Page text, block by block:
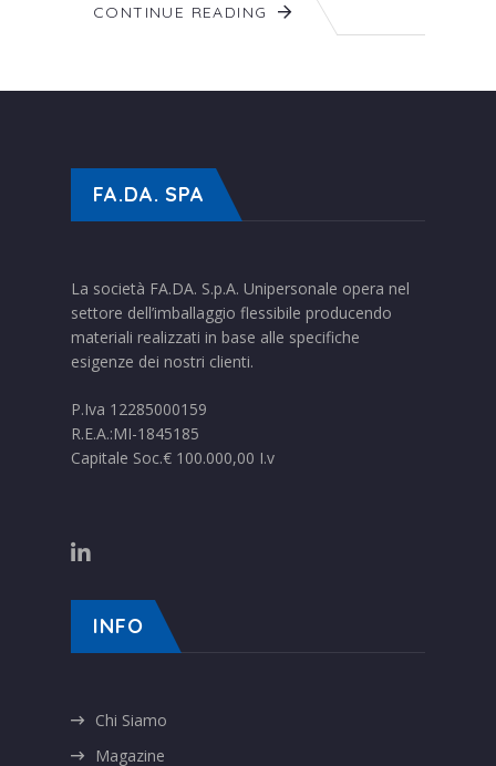
CONTINUE READING
FA.DA. SPA
La società FA.DA. S.p.A. Unipersonale opera nel
settore dell’imballaggio flessibile producendo
materiali realizzati in base alle specifiche
esigenze dei nostri clienti.
P.Iva 12285000159
R.E.A.:MI-1845185
Capitale Soc.€ 100.000,00 I.v
INFO
Chi Siamo
Magazine